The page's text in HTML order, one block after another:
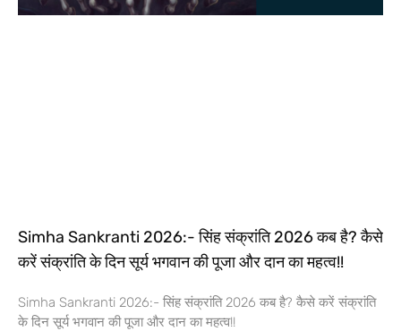
Simha Sankranti 2026:- सिंह संक्रांति 2026 कब है? कैसे
करें संक्रांति के दिन सूर्य भगवान की पूजा और दान का महत्व!!
Simha Sankranti 2026:- सिंह संक्रांति 2026 कब है? कैसे करें संक्रांति
के दिन सूर्य भगवान की पूजा और दान का महत्व!!